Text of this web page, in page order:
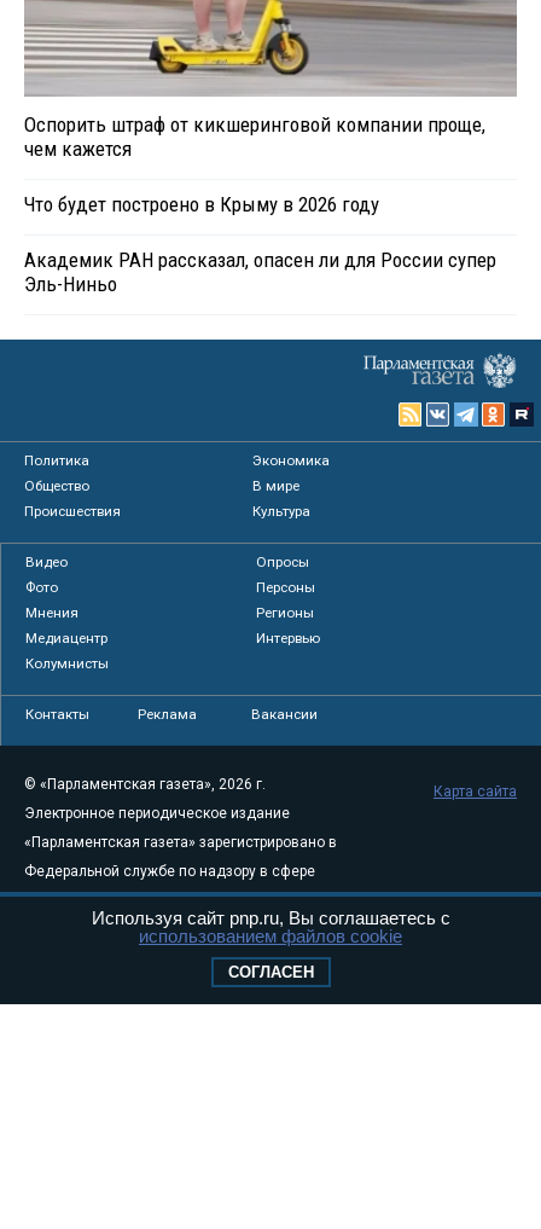
Оспорить штраф от кикшеринговой компании проще,
чем кажется
Что будет построено в Крыму в 2026 году
Академик РАН рассказал, опасен ли для России супер
Эль-Ниньо
Политика
Экономика
Общество
В мире
Происшествия
Культура
Видео
Опросы
Фото
Персоны
Мнения
Регионы
Медиацентр
Интервью
Колумнисты
Контакты Реклама Вакансии
© «Парламентская газета», 2026 г.
Электронное периодическое издание
«Парламентская газета» зарегистрировано в
Федеральной службе по надзору в сфере
связи, информационных технологий и
массовых коммуникаций (Роскомнадзор) 05
Свидетельство о регистрации Эл № ФС77-
Карта сайта
Используя сайт pnp.ru, Вы соглашаетесь с
использованием файлов cookie
СОГЛАСЕН